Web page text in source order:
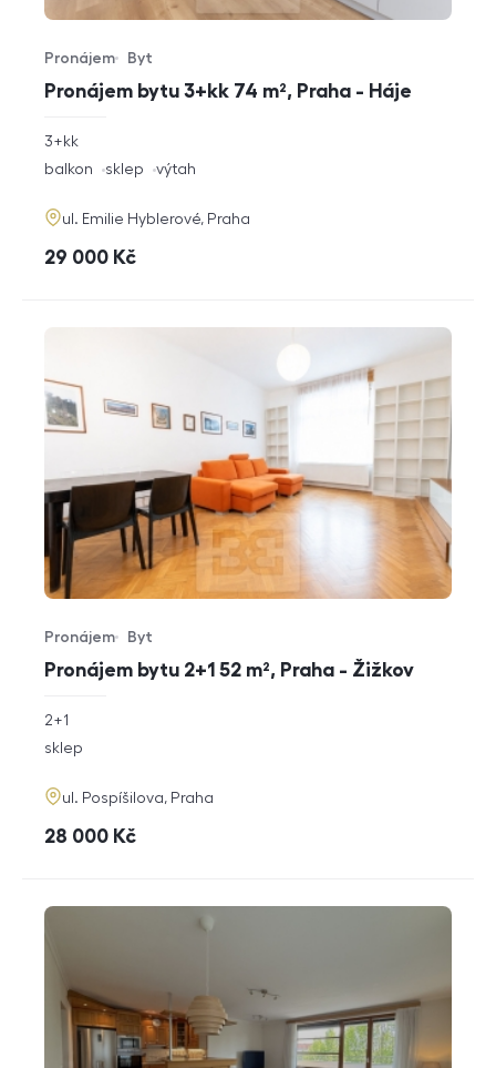
Pronájem bytu 3+kk 74 m², Praha - Háje
Typ nabídky
Pronájem
Typ nemovitosti
Byt
rozměry
3+kk
funkce
balkon sklep výtah
adresa
ul. Emilie Hyblerové, Praha
cena
29 000 Kč
Pronájem bytu 2+1 52 m², Praha - Žižkov
Typ nabídky
Pronájem
Typ nemovitosti
Byt
rozměry
2+1
funkce
sklep
adresa
ul. Pospíšilova, Praha
cena
28 000 Kč